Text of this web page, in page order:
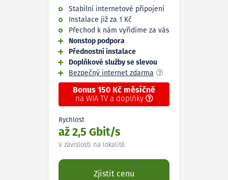
Stabilní internetové připojení
Instalace již za 1 Kč
Přechod k nám vyřídíme za vás
Nonstop podpora
Přednostní instalace
Doplňkové služby se slevou
Bezpečný internet zdarma
Bonus 150 Kč měsíčně
na WIA TV a doplňky
Rychlost
až 2,5 Gbit/s
V závislosti na lokalitě.
Zjistit cenu